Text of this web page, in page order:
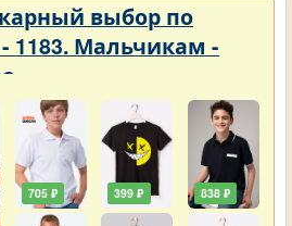
выбор по
1183. Мальчикам -
705 ₽ 399 ₽ 838 ₽